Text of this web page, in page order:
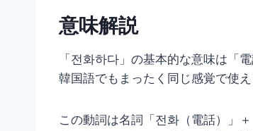
意味解説
「전화하다」の基本的な意味は「
韓国語でもまったく同じ感覚で使え
この動詞は名詞「전화（電話）」